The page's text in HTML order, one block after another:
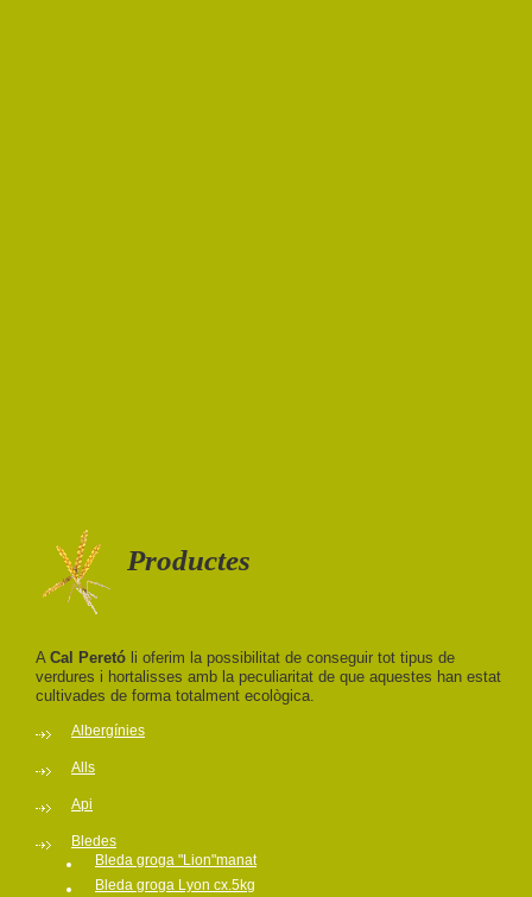
Productes
A Cal Peretó li oferim la possibilitat de conseguir tot tipus de
verdures i hortalisses amb la peculiaritat de que aquestes han estat
cultivades de forma totalment ecològica.
Albergínies
Alls
Api
Bledes
Bleda groga "Lion"manat
Bleda groga Lyon cx.5kg